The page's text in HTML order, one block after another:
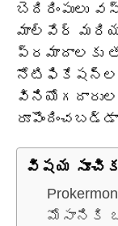
బెదిరింపులు
మాల్వేర్
ప్రమాదాలకు
విషయ సూచిక
మోసానికి